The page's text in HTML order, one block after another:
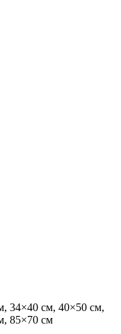
34×40 см, 40×50 см,
85×70 см